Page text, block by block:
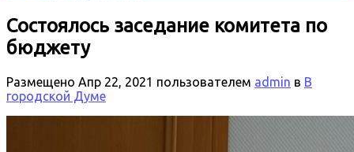
Состоялось заседание комитета по
бюджету
Размещено Апр 22, 2021 пользователем admin в В
городской Думе